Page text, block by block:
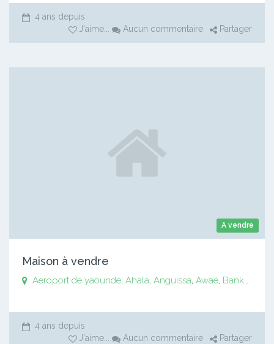
4 ans depuis
J'aime... Aucun commentaire Partager
A vendre
Maison à vendre
Aeroport de yaoundé, Ahala, Anguissa, Awaé, Bankomo
4 ans depuis
J'aime ... Aucun commentaire Partager